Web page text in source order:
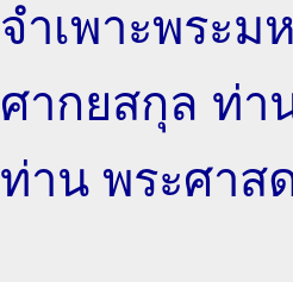
จำเพาะพระ
ศากยสกุล ท่า
ท่าน พระศาส